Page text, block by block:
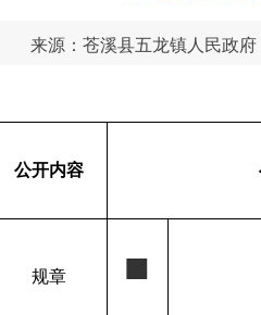
来源：苍溪县五龙镇人民政府
公开内容
规章
■